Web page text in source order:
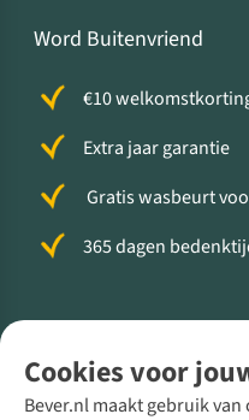
Cookies voor
Bever.nl maakt gebruik
Word Buitenvriend
€10
Extra jaar garantie
Gratis wasbeurt
365 dagen